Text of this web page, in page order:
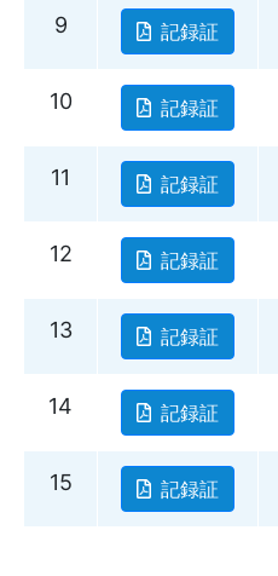
9 記録証
10 記録証
11 記録証
12 記録証
13 記録証
14 記録証
15 記録証